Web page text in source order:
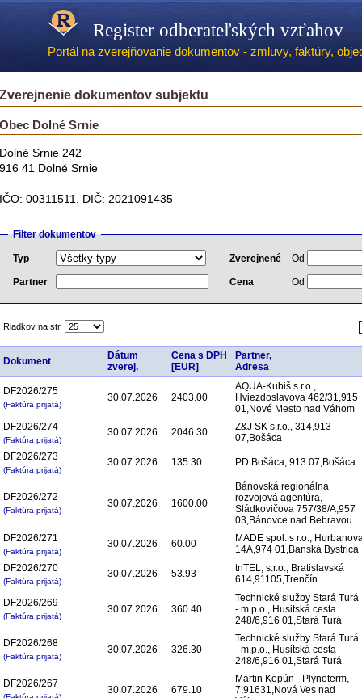
Register odberateľských vzťahov
Portál na zverejňovanie dokumentov - zmluvy, faktúry,
Zverejnenie dokumentov subjektu
Obec Dolné Srnie
Dolné Srnie 242
916 41 Dolné Srnie
IČO: 00311511, DIČ: 2021091435
Filter dokumentov
Typ Zverejnené Od
Partner Cena Od
Riadkov na str.
Dokument
Dátum
zverej.
Cena s DPH
[EUR]
Partner,
Adresa
DF2026/275
(Faktúra prijatá)
30.07.2026 2403.00
AQUA-Kubiš s.r.o.,
Hviezdoslavova 462/31,915
01,Nové Mesto nad Váhom
DF2026/274
(Faktúra prijatá)
30.07.2026 2046.30
Z&J SK s.r.o., 314,913
07,Bošáca
DF2026/273
(Faktúra prijatá)
30.07.2026 135.30 PD Bošáca, 913 07,Bošáca
DF2026/272
(Faktúra prijatá)
30.07.2026 1600.00
Bánovská regionálna
rozvojová agentúra,
Sládkovičova 757/38/A,957
03,Bánovce nad Bebravou
DF2026/271
(Faktúra prijatá)
30.07.2026 60.00
MADE spol. s r.o.,
14A,974 01,Banská Bystrica
DF2026/270
(Faktúra prijatá)
30.07.2026 53.93
tnTEL, s.r.o., Bratislavská
614,91105,Trenčín
DF2026/269
(Faktúra prijatá)
30.07.2026 360.40
Technické služby Stará Turá
- m.p.o., Husitská cesta
248/6,916 01,Stará Turá
DF2026/268
(Faktúra prijatá)
30.07.2026 326.30
Technické služby Stará Turá
- m.p.o., Husitská cesta
248/6,916 01,Stará Turá
DF2026/267
30.07.2026 679.10
Martin Kopún - Plynoterm,
7,91631,Nová Ves nad